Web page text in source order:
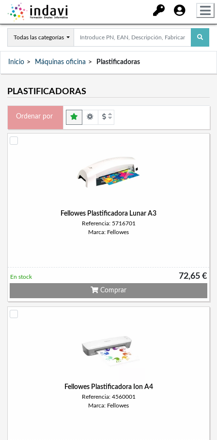
Todas las categorías
Inicio Máquinas oficina Plastificadoras
PLASTIFICADORAS
Ordenar por
Fellowes Plastificadora Lunar A3
Referencia: 5716701
Marca: Fellowes
72,65 €
En stock
Comprar
Fellowes Plastificadora Ion A4
Referencia: 4560001
Marca: Fellowes